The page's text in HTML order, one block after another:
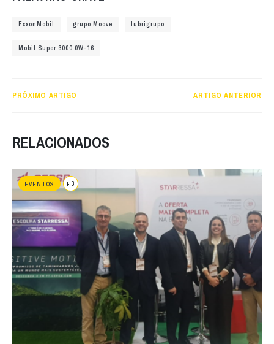
ExxonMobil grupo Moove lubrigrupo
Mobil Super 3000 0W-16
PRÓXIMO ARTIGO ARTIGO ANTERIOR
RELACIONADOS
EVENTOS + 3